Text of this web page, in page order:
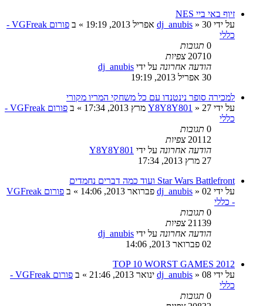
זיוף באי ביי NES
על ידי
dj_anubis » 30 אפריל 2013, 19:19 » ב
פורום VGFreak -
כללי
0 תגובות
20710 צפיות
הודעה אחרונה על ידי dj_anubis
30 אפריל 2013, 19:19
למכירה סופר נינטנדו עם כל משחקי המריו מקורי
על ידי
Y8Y8Y801 » 27 מרץ 2013, 17:34 » ב
פורום VGFreak -
כללי
0 תגובות
20112 צפיות
הודעה אחרונה על ידי Y8Y8Y801
27 מרץ 2013, 17:34
Star Wars Battlefront ועוד כמה דברים נחמדים
על ידי
dj_anubis » 02 פברואר 2013, 14:06 » ב
פורום VGFreak
- כללי
0 תגובות
21139 צפיות
הודעה אחרונה על ידי dj_anubis
02 פברואר 2013, 14:06
2012 TOP 10 WORST GAMES
על ידי
dj_anubis » 08 ינואר 2013, 21:46 » ב
פורום VGFreak -
כללי
0 תגובות